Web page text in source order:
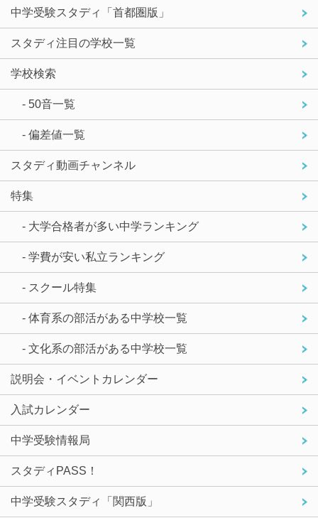
中学受験スタディ「首都圏版」
スタディ注目の学校一覧
学校検索
- 50音一覧
- 偏差値一覧
スタディ動画チャンネル
特集
- 大学合格者が多い中学ランキング
- 学費が安い私立ランキング
- スクール特集
- 体育系の部活がある中学校一覧
- 文化系の部活がある中学校一覧
説明会・イベントカレンダー
入試カレンダー
中学受験情報局
スタディPASS！
中学受験スタディ「関西版」